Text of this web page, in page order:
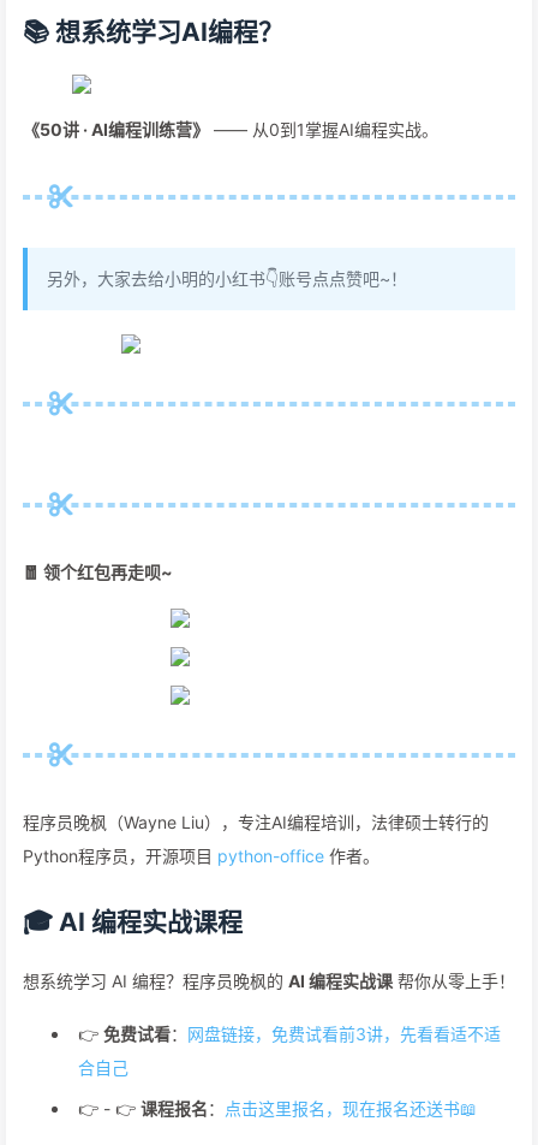
📚 想系统学习AI编程？
《50讲 · AI编程训练营》 —— 从0到1掌握AI编程实战。
另外，大家去给小明的小红书👇账号点点赞吧~！
🧧 领个红包再走呗~
程序员晚枫（Wayne Liu），专注AI编程培训，法律硕士转行的
Python程序员，开源项目 python-office 作者。
🎓 AI 编程实战课程
想系统学习 AI 编程？程序员晚枫的 AI 编程实战课 帮你从零上手！
👉 免费试看： 网盘链接，免费试看前3讲，先看看适不适
合自己
👉 - 👉 课程报名： 点击这里报名，现在报名还送书📖